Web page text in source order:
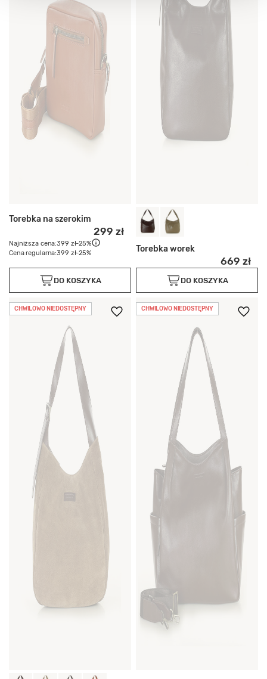
Torebka na szerokim
299 zł
Najniższa cena:399 zł-25%
Cena regularna:399 zł-25%
DO KOSZYKA
Torebka worek
669 zł
DO KOSZYKA
CHWILOWO NIEDOSTĘPNY CHWILOWO NIEDOSTĘPNY